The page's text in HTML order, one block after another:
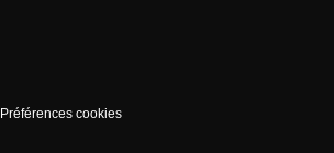
Préférences cookies